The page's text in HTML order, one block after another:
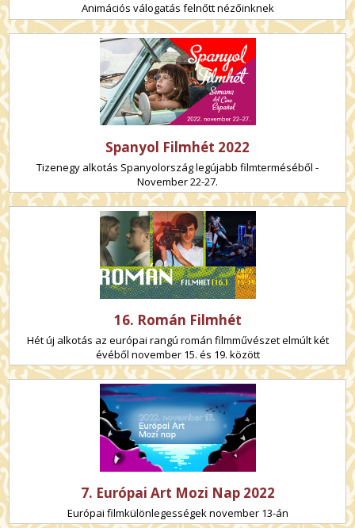
Animációs válogatás felnőtt nézőinknek
Spanyol Filmhét 2022
Tizenegy alkotás Spanyolország legújabb filmterméséből -
November 22-27.
16. Román Filmhét
Hét új alkotás az európai rangú román filmművészet elmúlt két
évéből november 15. és 19. között
7. Európai Art Mozi Nap 2022
Európai filmkülönlegességek november 13-án